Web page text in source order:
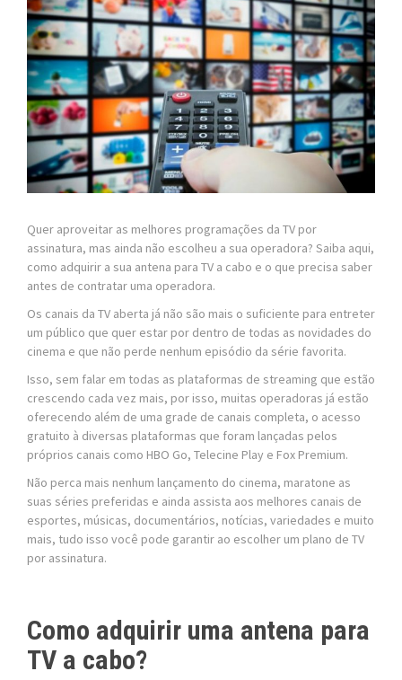
Quer aproveitar as melhores programações da TV por
assinatura, mas ainda não escolheu a sua operadora? Saiba aqui,
como adquirir a sua antena para TV a cabo e o que precisa saber
antes de contratar uma operadora.
Os canais da TV aberta já não são mais o suficiente para entreter
um público que quer estar por dentro de todas as novidades do
cinema e que não perde nenhum episódio da série favorita.
Isso, sem falar em todas as plataformas de streaming que estão
crescendo cada vez mais, por isso, muitas operadoras já estão
oferecendo além de uma grade de canais completa, o acesso
gratuito à diversas plataformas que foram lançadas pelos
próprios canais como HBO Go, Telecine Play e Fox Premium.
Não perca mais nenhum lançamento do cinema, maratone as
suas séries preferidas e ainda assista aos melhores canais de
esportes, músicas, documentários, notícias, variedades e muito
mais, tudo isso você pode garantir ao escolher um plano de TV
por assinatura.
Como adquirir uma antena para
TV a cabo?